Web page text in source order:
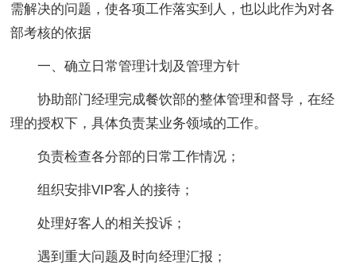
需解决的问题，使各项工作落实到人，也以此作为对各
部考核的依据
一、确立日常管理计划及管理方针
协助部门经理完成餐饮部的整体管理和督导，在经
理的授权下，具体负责某业务领域的工作。
负责检查各分部的日常工作情况；
组织安排VIP客人的接待；
处理好客人的相关投诉；
遇到重大问题及时向经理汇报；